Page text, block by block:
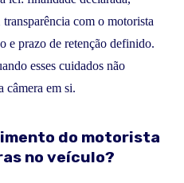
com o motorista
e prazo de retenção definido.
esses cuidados não
câmera em si.
do motorista
no veículo?